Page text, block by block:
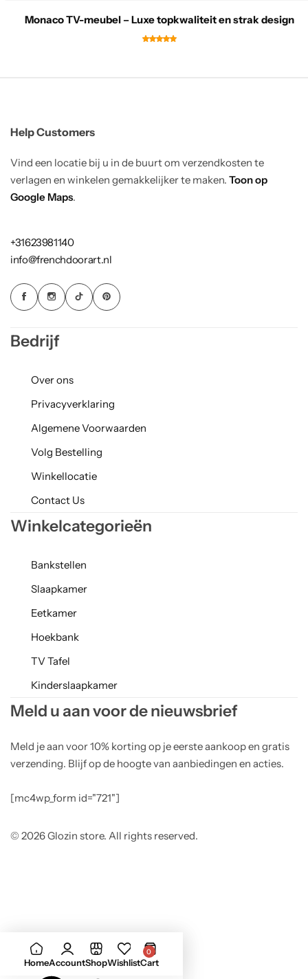
Monaco TV-meubel – Luxe topkwaliteit en strak design
Help Customers
Vind een locatie bij u in de buurt om verzendkosten te
verlagen en winkelen gemakkelijker te maken. Toon op
Google Maps.
+31623981140
info@frenchdoorart.nl
Bedrijf
Over ons
Privacyverklaring
Algemene Voorwaarden
Volg Bestelling
Winkellocatie
Contact Us
Winkelcategorieën
Bankstellen
Slaapkamer
Eetkamer
Hoekbank
TV Tafel
Kinderslaapkamer
Meld u aan voor de nieuwsbrief
Meld je aan voor 10% korting op je eerste aankoop en gratis
verzending. Blijf op de hoogte van aanbiedingen en acties.
[mc4wp_form id="721"]
© 2026 Glozin store. All rights reserved.
HomeAccountShopWishlist
0
Cart